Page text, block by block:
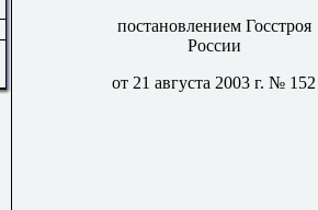
постановлением Госстроя
России
от 21 августа 2003 г. № 152